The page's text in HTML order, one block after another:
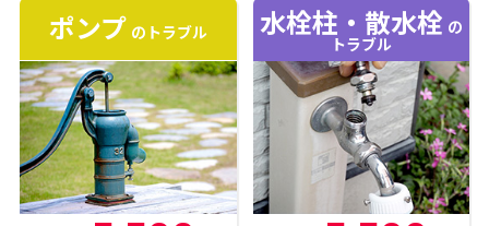
ポンプ のトラブル 水栓柱・散水栓 の
トラブル